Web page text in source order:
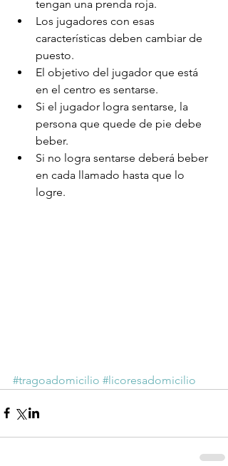
tengan una prenda roja.
Los jugadores con esas
características deben cambiar de
puesto.
El objetivo del jugador que está
en el centro es sentarse.
Si el jugador logra sentarse, la
persona que quede de pie debe
beber.
Si no logra sentarse deberá beber
en cada llamado hasta que lo
logre.
#tragoadomicilio #licoresadomicilio